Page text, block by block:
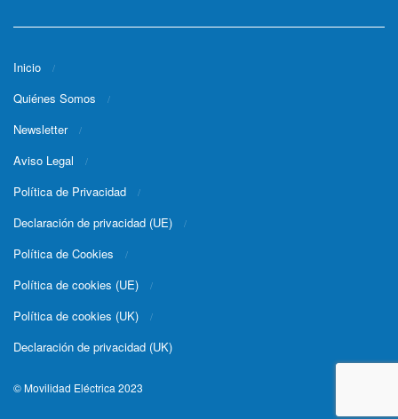
Inicio
Quiénes Somos
Newsletter
Aviso Legal
Política de Privacidad
Declaración de privacidad (UE)
Política de Cookies
Política de cookies (UE)
Política de cookies (UK)
Declaración de privacidad (UK)
© Movilidad Eléctrica 2023